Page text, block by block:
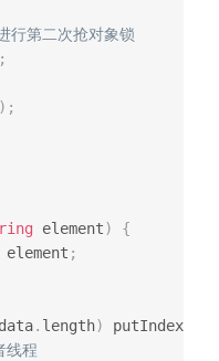
第二次抢对象锁
;
) ;
element)
{
element ;
. length) putIndex
线程